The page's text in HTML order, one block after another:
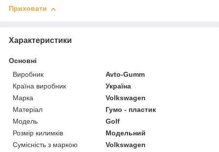
Приховати
Характеристики
Основні
Виробник
Avto-Gumm
Країна виробник
Україна
Марка
Volkswagen
Матеріал
Гумо - пластик
Модель
Golf
Розмір килимків
Модельний
Сумісність з маркою
Volkswagen